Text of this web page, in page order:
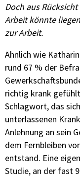
Doch aus
Arbeit könnte
zur Arbeit.
Ähnlich wie
rund 67 % der
richtig krank
Schlagwort, das
unterlassenen
Anlehnung an sein
dem Fernbleiben
entstand. Eine
Studie, an der fast